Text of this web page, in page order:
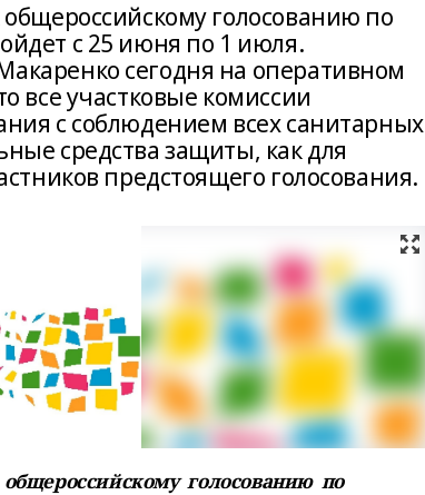
голосованию по
с 25 июня по 1 июля.
сегодня на оперативном
все участковые комиссии
с соблюдением всех санитарных
средства защиты, как для
предстоящего голосования.
голосованию по